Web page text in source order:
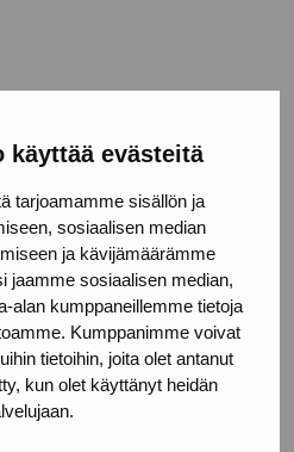
käyttää evästeitä
tarjoamamme sisällön ja
sosiaalisen median
ja kävijämäärämme
jaamme sosiaalisen median,
alan kumppaneillemme tietoja
Kumppanimme voivat
tietoihin, joita olet antanut
kun olet käyttänyt heidän
om aktuella
evenemang